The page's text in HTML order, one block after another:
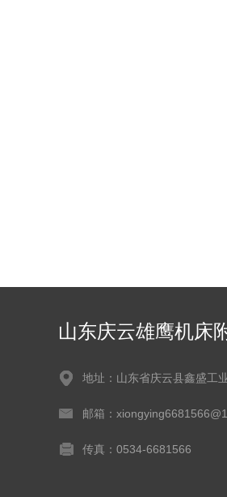
山东庆云雄鹰机床
地址：山东省庆云县鑫盛工
邮箱：
传真：0534-6681566